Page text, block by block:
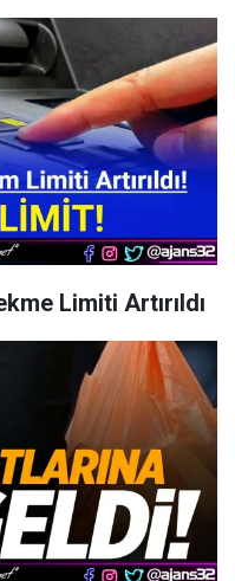
Limiti Artırıldı